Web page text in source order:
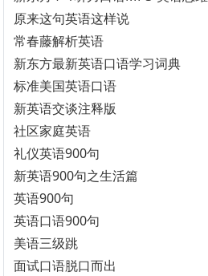
原来这句英语这样说
常春藤解析英语
新东方最新英语口语学习词典
标准美国英语口语
新英语交谈注释版
社区家庭英语
礼仪英语900句
新英语900句之生活篇
英语900句
英语口语900句
美语三级跳
面试口语脱口而出